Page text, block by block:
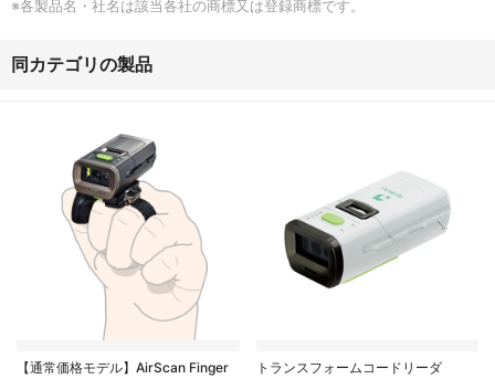
※各製品名・社名は該当各社の商標又は登録商標です。
同カテゴリの製品
【通常価格モデル】AirScan Finger
トランスフォームコードリーダ